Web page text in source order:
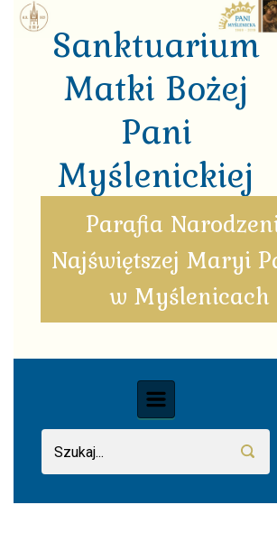
Skip to main content
Sanktuarium
Matki Bożej
Pani
Myślenickiej
Parafia
Najświętszej Maryi
w Myślenicach